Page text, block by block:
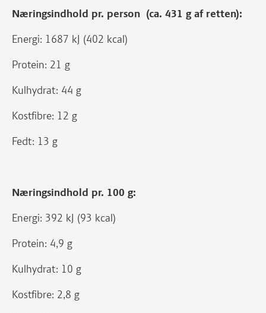
Næringsindhold pr. person (ca. 431 g af retten):
Energi: 1687 kJ (402 kcal)
Protein: 21 g
Kulhydrat: 44 g
Kostfibre: 12 g
Fedt: 13 g
Næringsindhold pr. 100 g:
Energi: 392 kJ (93 kcal)
Protein: 4,9 g
Kulhydrat: 10 g
Kostfibre: 2,8 g